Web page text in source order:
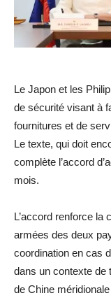
Le Japon et les
de sécurité visant à
fournitures et de
Le texte, qui doit
complète l’accord
mois.
L’accord renforce la
armées des deux
coordination en cas
dans un contexte de
de Chine